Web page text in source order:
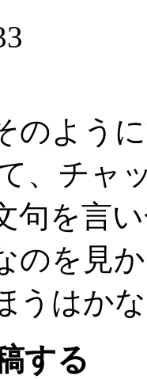
のよう
、チャ
句を言
のを見
うはか
する